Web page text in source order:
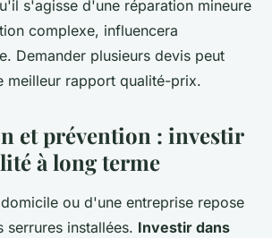
s'agisse d'une réparation mineure
complexe, influencera
Demander plusieurs devis peut
meilleur rapport qualité-prix.
et prévention : investir
à long terme
ou d'une entreprise repose
serrures installées. Investir dans